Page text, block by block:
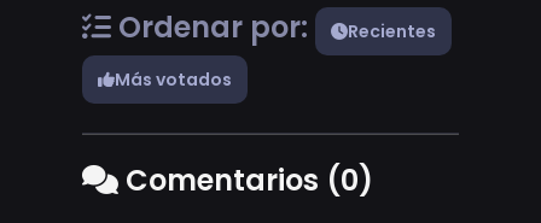
Ordenar por:
Recientes
Más votados
Comentarios (0)